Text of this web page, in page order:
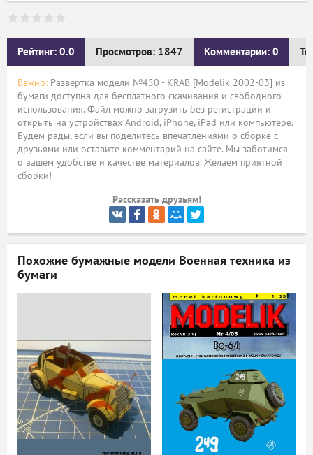
Рейтинг: 0.0 Просмотров: 1847 Комментарии: 0
Важно: Развёртка модели №450 - KRAB [Modelik 2002-03] из
бумаги доступна для бесплатного скачивания и свободного
использования. Файл можно загрузить без регистрации и
открыть на устройствах Android, iPhone, iPad или компьютере.
Будем рады, если вы поделитесь впечатлениями о сборке с
друзьями или оставите комментарий на сайте. Мы заботимся
о вашем удобстве и качестве материалов. Желаем приятной
сборки!
Рассказать друзьям!
Похожие бумажные модели Военная техника из
бумаги